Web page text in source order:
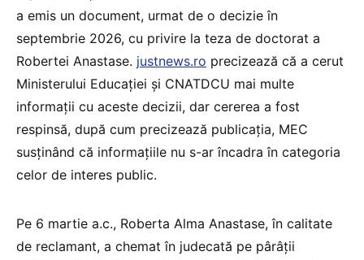
a emis un document, urmat de o decizie în
septembrie 2026, cu privire la teza de doctorat a
Robertei Anastase. justnews.ro precizează că a cerut
Ministerului Educației și CNATDCU mai multe
informații cu aceste decizii, dar cererea a fost
respinsă, după cum precizează publicația, MEC
susținând că informațiile nu s-ar încadra în categoria
celor de interes public.
Pe 6 martie a.c., Roberta Alma Anastase, în calitate
de reclamant, a chemat în judecată pe pârâții